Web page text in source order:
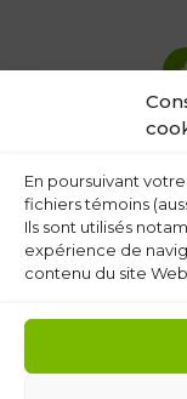
En poursuivant
fichiers témoins
Ils sont utilisés
expérience de
contenu du site Web.